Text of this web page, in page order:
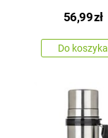
56,99zł
Do koszyka